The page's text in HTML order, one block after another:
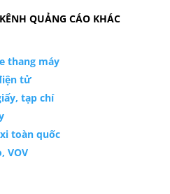
QUẢNG CÁO KHÁC
thang máy
tử
tạp chí
toàn quốc
VOV